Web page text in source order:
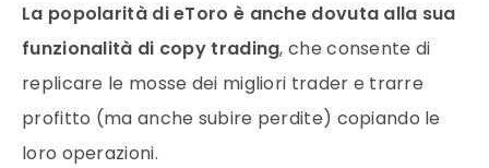
La popolarità di eToro è anche dovuta alla sua
funzionalità di copy trading, che consente di
replicare le mosse dei migliori trader e trarre
profitto (ma anche subire perdite) copiando le
loro operazioni.